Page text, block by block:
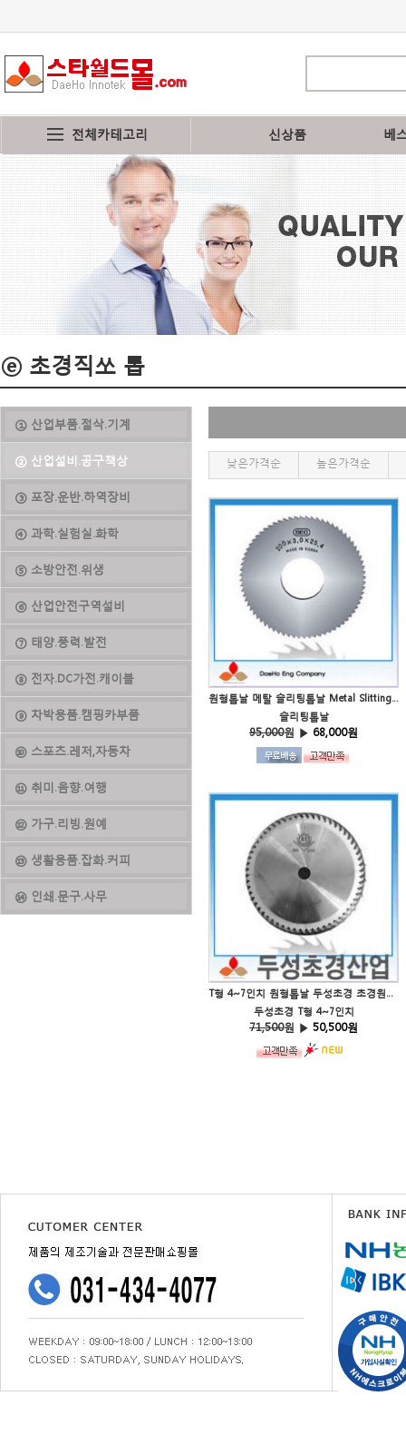
전체카테고리 신상품 베
ⓔ 초경직쏘 톱
① 산업부품.절삭.기계
② 산업설비.공구책상
③ 포장.운반.하역장비
④ 과학.실험실.화학
⑤ 소방안전.위생
⑥ 산업안전구역설비
⑦ 태양.풍력.발전
⑧ 전자.DC가전.캐이블
⑨ 차박용품.캠핑카부품
⑩ 스포츠.레저,자동차
⑪ 취미.음향.여행
⑫ 가구.리빙.원예
⑬ 생활용품.잡화.커피
⑭ 인쇄.문구.사무
낮은가격순 높은가격순
원형톱날 메탈 슬리팅톱날 Metal Slitting Saw
슬리팅톱날
95,000원 ▶ 68,000원
T형 4~7인치 원형톱날 두성초경 초경원형톱 초경캇터 목재톱날 금속톱날 TIPPED SAW
두성초경 T형 4~7인치
71,500원 ▶ 50,500원